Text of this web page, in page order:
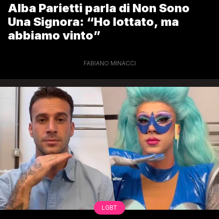
Alba Parietti parla di Non Sono
Una Signora: “Ho lottato, ma
abbiamo vinto”
FABIANO MINACCI
LGBT